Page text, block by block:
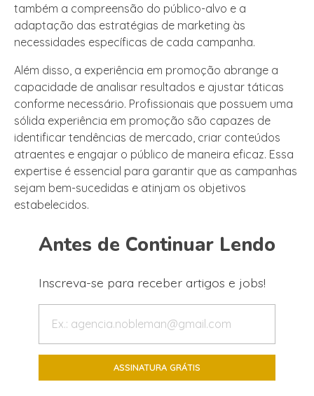
também a compreensão do público-alvo e a
adaptação das estratégias de marketing às
necessidades específicas de cada campanha.
Além disso, a experiência em promoção abrange a
capacidade de analisar resultados e ajustar táticas
conforme necessário. Profissionais que possuem uma
sólida experiência em promoção são capazes de
identificar tendências de mercado, criar conteúdos
atraentes e engajar o público de maneira eficaz. Essa
expertise é essencial para garantir que as campanhas
sejam bem-sucedidas e atinjam os objetivos
estabelecidos.
Antes de Continuar Lendo
Inscreva-se para receber artigos e jobs!